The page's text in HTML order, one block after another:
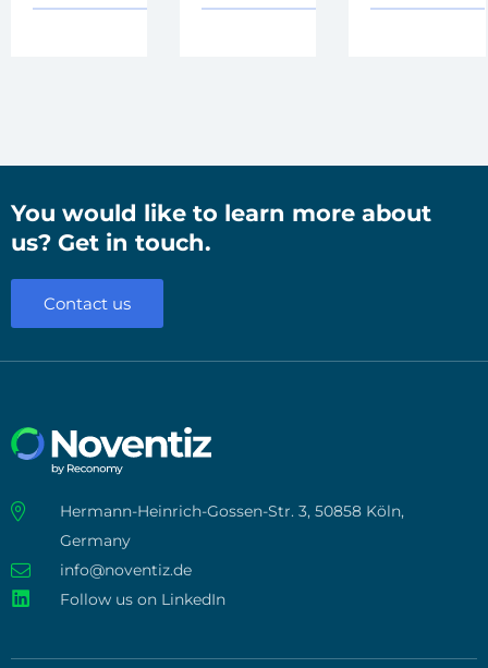
You would like to learn more about
us? Get in touch.
Contact us
Hermann-Heinrich-Gossen-Str. 3, 50858 Köln,
Germany
info@noventiz.de
Follow us on LinkedIn